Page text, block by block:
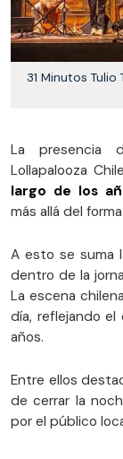
31 Minutos
La presencia
Lollapalooza
largo de los
más allá del
A esto se suma
dentro de la
La escena
día, reflejando
años.
Entre ellos
de cerrar la
por el público